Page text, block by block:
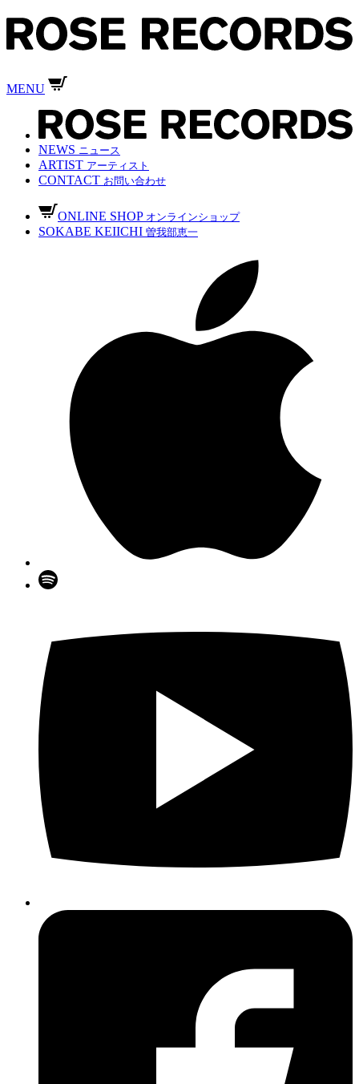
MENU
NEWS ニュース
ARTIST アーティスト
CONTACT お問い合わせ
ONLINE SHOP オンラインショップ
SOKABE KEIICHI 曽我部恵一